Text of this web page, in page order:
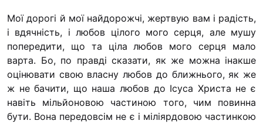
Капелани
Волонтерство
Наші напрямки
Наш
Контакти
Мої дорогі й мої найдорожчі, жертвую вам і ра­дість,
і вдячність, і любов цілого мого серця, але мушу
попередити, що та ціла любов мого серця мало
варта. Бо, по правді сказати, як же можна інакше
оцінювати свою власну любов до ближнього, як же
ж не бачити, що наша любов до Ісуса Христа не є
навіть мільйоновою частиною того, чим повинна
бути. Вона передовсім не є і міліярдовою частинкою